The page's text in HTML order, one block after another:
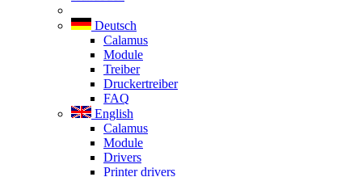
Deutsch
Calamus
Module
Treiber
Druckertreiber
FAQ
English
Calamus
Module
Drivers
Printer drivers